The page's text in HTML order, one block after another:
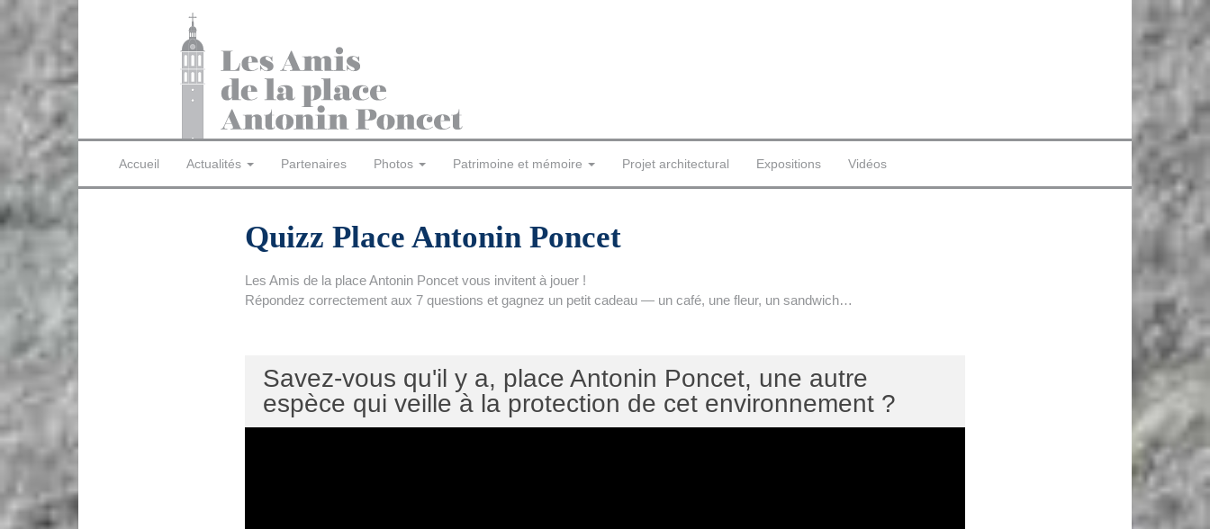
Accueil Actualités Partenaires Photos Patrimoine et mémoire Projet architectural Expositions Vidéos
Quizz Place Antonin Poncet
Les Amis de la place Antonin Poncet vous invitent à jouer !
Répondez correctement aux 7 questions et gagnez un petit cadeau — un café, une fleur, un sandwich…
Savez-vous qu'il y a, place Antonin Poncet, une autre
espèce qui veille à la protection de cet environnement ?